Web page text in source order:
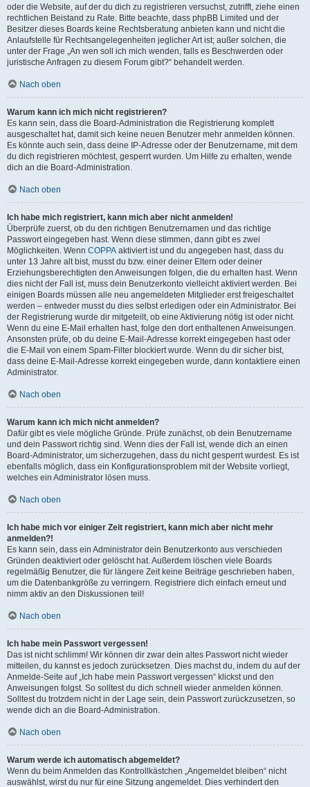
oder die Website, auf der du dich zu registrieren versuchst, zutrifft, ziehe einen
rechtlichen Beistand zu Rate. Bitte beachte, dass phpBB Limited und der
Besitzer dieses Boards keine Rechtsberatung anbieten kann und nicht die
Anlaufstelle für Rechtsangelegenheiten jeglicher Art ist; außer solchen, die
unter der Frage „An wen soll ich mich wenden, falls es Beschwerden oder
juristische Anfragen zu diesem Forum gibt?“ behandelt werden.
Nach oben
Warum kann ich mich nicht registrieren?
Es kann sein, dass die Board-Administration die Registrierung komplett
ausgeschaltet hat, damit sich keine neuen Benutzer mehr anmelden können.
Es könnte auch sein, dass deine IP-Adresse oder der Benutzername, mit dem
du dich registrieren möchtest, gesperrt wurden. Um Hilfe zu erhalten, wende
dich an die Board-Administration.
Nach oben
Ich habe mich registriert, kann mich aber nicht anmelden!
Überprüfe zuerst, ob du den richtigen Benutzernamen und das richtige
Passwort eingegeben hast. Wenn diese stimmen, dann gibt es zwei
Möglichkeiten. Wenn COPPA aktiviert ist und du angegeben hast, dass du
unter 13 Jahre alt bist, musst du bzw. einer deiner Eltern oder deiner
Erziehungsberechtigten den Anweisungen folgen, die du erhalten hast. Wenn
dies nicht der Fall ist, muss dein Benutzerkonto vielleicht aktiviert werden. Bei
einigen Boards müssen alle neu angemeldeten Mitglieder erst freigeschaltet
werden – entweder musst du dies selbst erledigen oder ein Administrator. Bei
der Registrierung wurde dir mitgeteilt, ob eine Aktivierung nötig ist oder nicht.
Wenn du eine E-Mail erhalten hast, folge den dort enthaltenen Anweisungen.
Ansonsten prüfe, ob du deine E-Mail-Adresse korrekt eingegeben hast oder
die E-Mail von einem Spam-Filter blockiert wurde. Wenn du dir sicher bist,
dass deine E-Mail-Adresse korrekt eingegeben wurde, dann kontaktiere einen
Administrator.
Nach oben
Warum kann ich mich nicht anmelden?
Dafür gibt es viele mögliche Gründe. Prüfe zunächst, ob dein Benutzername
und dein Passwort richtig sind. Wenn dies der Fall ist, wende dich an einen
Board-Administrator, um sicherzugehen, dass du nicht gesperrt wurdest. Es ist
ebenfalls möglich, dass ein Konfigurationsproblem mit der Website vorliegt,
welches ein Administrator lösen muss.
Nach oben
Ich habe mich vor einiger Zeit registriert, kann mich aber nicht mehr
anmelden?!
Es kann sein, dass ein Administrator dein Benutzerkonto aus verschieden
Gründen deaktiviert oder gelöscht hat. Außerdem löschen viele Boards
regelmäßig Benutzer, die für längere Zeit keine Beiträge geschrieben haben,
um die Datenbankgröße zu verringern. Registriere dich einfach erneut und
nimm aktiv an den Diskussionen teil!
Nach oben
Ich habe mein Passwort vergessen!
Das ist nicht schlimm! Wir können dir zwar dein altes Passwort nicht wieder
mitteilen, du kannst es jedoch zurücksetzen. Dies machst du, indem du auf der
Anmelde-Seite auf „Ich habe mein Passwort vergessen“ klickst und den
Anweisungen folgst. So solltest du dich schnell wieder anmelden können.
Solltest du trotzdem nicht in der Lage sein, dein Passwort zurückzusetzen, so
wende dich an die Board-Administration.
Nach oben
Warum werde ich automatisch abgemeldet?
Wenn du beim Anmelden das Kontrollkästchen „Angemeldet bleiben“ nicht
auswählst, wirst du nur für eine Sitzung angemeldet. Dies verhindert den